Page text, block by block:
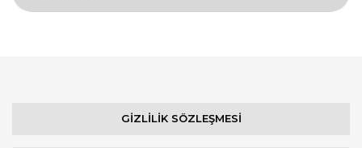
GİZLİLİK SÖZLEŞMESİ